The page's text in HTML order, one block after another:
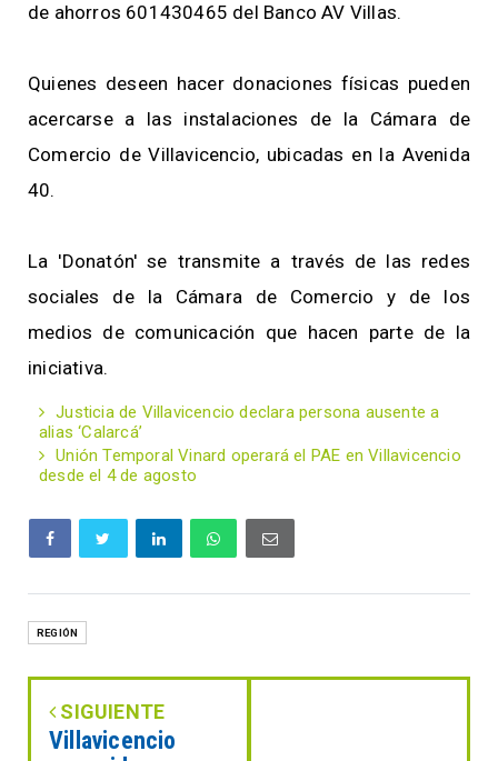
de ahorros 601430465 del Banco AV Villas.
Quienes deseen hacer donaciones físicas pueden
acercarse a las instalaciones de la Cámara de
Comercio de Villavicencio, ubicadas en la Avenida
40.
La 'Donatón' se transmite a través de las redes
sociales de la Cámara de Comercio y de los
medios de comunicación que hacen parte de la
iniciativa.
Justicia de Villavicencio declara persona ausente a
alias ‘Calarcá’
Unión Temporal Vinard operará el PAE en Villavicencio
desde el 4 de agosto
REGIÓN
SIGUIENTE
Villavicencio